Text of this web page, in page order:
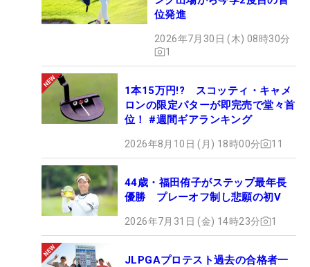
位発進
2026年7月30日 (木) 08時30分
1
1本15万円!? スコッティ・キャメ
ロンの限定パターが即完売で堂々首
位！ #週間ギアランキング
2026年8月10日 (月) 18時00分 11
44歳・福田侑子がステップ最年長
優勝 プレーオフ制し悲願の初V
2026年7月31日 (金) 14時23分 1
JLPGAプロテスト過去の合格者一